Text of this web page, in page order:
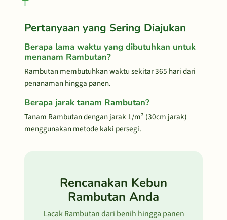
Pertanyaan yang Sering Diajukan
Berapa lama waktu yang dibutuhkan untuk
menanam Rambutan?
Rambutan membutuhkan waktu sekitar 365 hari dari
penanaman hingga panen.
Berapa jarak tanam Rambutan?
Tanam Rambutan dengan jarak 1/m² (30cm jarak)
menggunakan metode kaki persegi.
Rencanakan Kebun
Rambutan Anda
Lacak Rambutan dari benih hingga panen